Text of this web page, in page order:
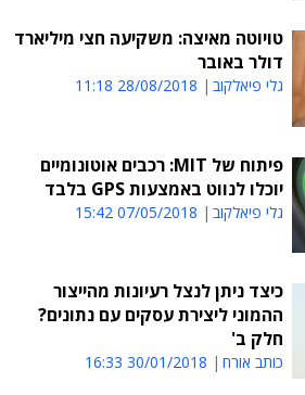
טויוטה מאיצה: משקיעה חצי מיליארד
דולר באובר
גלי פיאלקוב 28/08/2018 11:18
פיתוח של MIT: רכבים אוטונומיים
יוכלו לנווט באמצעות GPS בלבד
גלי פיאלקוב 07/05/2018 15:42
כיצד ניתן לנצל רעיונות מהייצור
ההמוני ליצירת עסקים עם נתונים?
חלק ב'
כותב אורח 30/01/2018 16:33